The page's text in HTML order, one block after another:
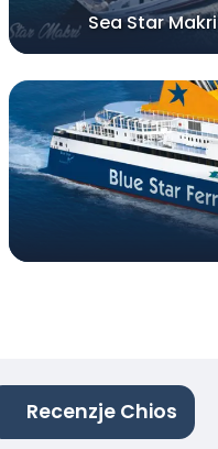
Sea Star Makri
Recenzje Chios